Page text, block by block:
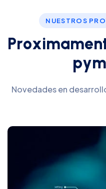
NUESTROS
Proximamen
pym
Novedades en